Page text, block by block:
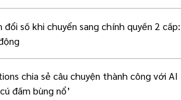
số khi chuyển sang chính quyền 2 cấp:
chia sẻ câu chuyện thành công với AI
đấm bùng nổ’